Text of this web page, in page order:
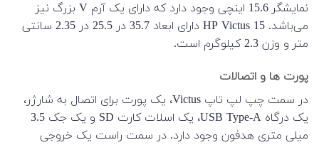
نمایشگر 15.6 اینچی وجود دارد که دارای یک آرم V بزرگ نیز
می‌باشد. HP Victus 15 دارای ابعاد 35.7 در 25.5 در 2.35 سانتی
متر و وزن 2.3 کیلوگرم است.
پورت ها و اتصالات
در سمت چپ لپ تاپ Victus، یک پورت برای اتصال به شارژر،
یک درگاه USB Type-A، یک اسلات کارت SD و یک جک 3.5
میلی متری هدفون وجود دارد. در سمت راست یک خروجی